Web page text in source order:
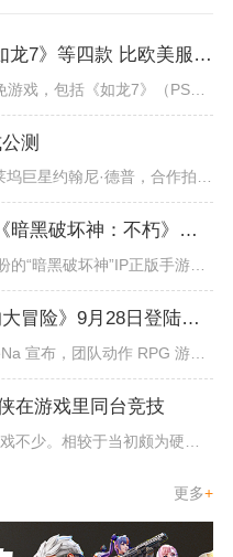
8月PS+港服会免：《如龙7》等四款 比欧美服多一款
官方公布了8月份港服的PS Plus会免游戏，包括《如龙7》（PS4/PS5）、《小小梦魇》（PS4）、《托尼霍克职业滑...
测
《黎明之海》今日正式公测，与好莱坞巨星约翰尼·德普，合作拍摄的宣传短片《冒险者的游戏》同步上线！沉浸式环球之旅 打造属于...
庇护之地CG燃爆公映《暗黑破坏神：不朽》今日全平台上线
虽迟但到，1500万国服玩家翘首以盼的“暗黑破坏神”IP正版手游《暗黑破坏神：不朽》已于今日全平台上线！动作RPG王者再...
《勇者斗恶龙：达尔的大冒险》9月28日登陆苹果谷歌应用商店
发行商 Square Enix 以及开发商 DeNa 宣布，团队动作 RPG 游戏《勇者斗恶龙：达尔的大冒险 魂之绊》将...
在游戏里同台竞技
更多+